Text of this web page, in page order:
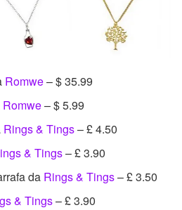
Romwe– $ 35.99
Romwe– $ 5.99
Rings & Tings– £ 4.50
& Tings– £ 3.90
da Rings & Tings– £ 3.50
& Tings– £ 3.90